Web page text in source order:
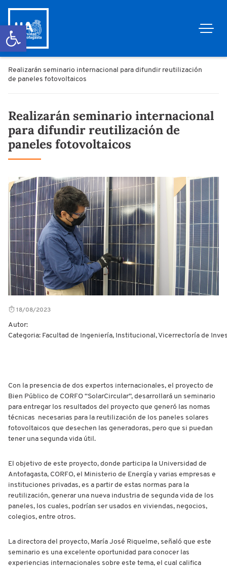
Abrir barra de herramientas
Realizarán seminario internacional para difundir reutilización
de paneles fotovoltaicos
Realizarán seminario internacional
para difundir reutilización de
paneles fotovoltaicos
18/08/2023
Autor:
Categoria: Facultad de Ingeniería, Institucional, Vicerrectoría de
Con la presencia de dos expertos internacionales, el proyecto de
Bien Público de CORFO “SolarCircular”, desarrollará un seminario
para entregar los resultados del proyecto que generó las nomas
técnicas necesarias para la reutilización de los paneles solares
fotovoltaicos que desechen las generadoras, pero que si puedan
tener una segunda vida útil.
El objetivo de este proyecto, donde participa la Universidad de
Antofagasta, CORFO, el Ministerio de Energía y varias empresas e
instituciones privadas, es a partir de estas normas para la
reutilización, generar una nueva industria de segunda vida de los
paneles, los cuales, podrían ser usados en viviendas, negocios,
colegios, entre otros.
La directora del proyecto, María José Riquelme, señaló que este
seminario es una excelente oportunidad para conocer las
experiencias internacionales sobre este tema, el cual califica